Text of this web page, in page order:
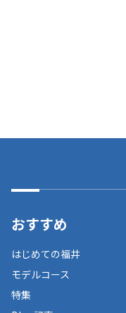
おすすめ
はじめての福井
モデルコース
特集